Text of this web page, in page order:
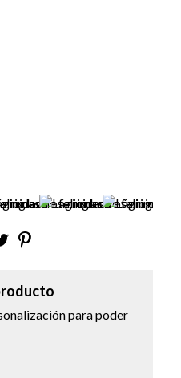
para poder